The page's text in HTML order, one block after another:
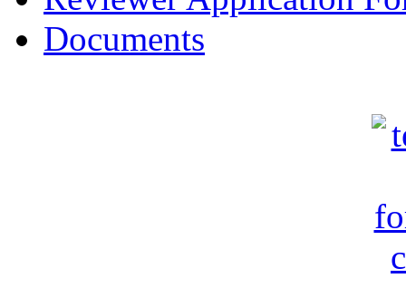
Documents